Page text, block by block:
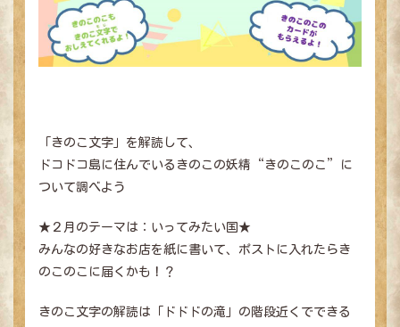
トップページ
ドコドコとは？
料金・ご利用案内
よくあるご質問
「きのこ文字」を解読して、
ドコドコ島に住んでいるきのこの妖精“きのこのこ”に
ついて調べよう
★２月のテーマは：いってみたい国★
みんなの好きなお店を紙に書いて、ポストに入れたらき
のこのこに届くかも！？
きのこ文字の解読は「ドドドの滝」の階段近くでできる